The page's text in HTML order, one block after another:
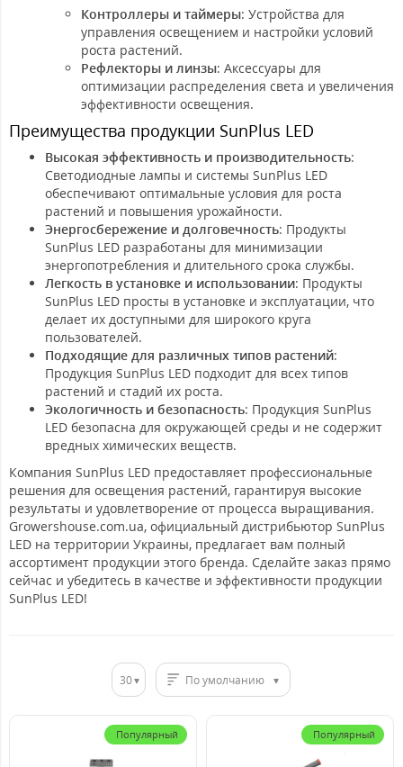
Контроллеры и таймеры: Устройства для
управления освещением и настройки условий
роста растений.
Рефлекторы и линзы: Аксессуары для
оптимизации распределения света и увеличения
эффективности освещения.
Преимущества продукции SunPlus LED
Высокая эффективность и производительность:
Светодиодные лампы и системы SunPlus LED
обеспечивают оптимальные условия для роста
растений и повышения урожайности.
Энергосбережение и долговечность: Продукты
SunPlus LED разработаны для минимизации
энергопотребления и длительного срока службы.
Легкость в установке и использовании: Продукты
SunPlus LED просты в установке и эксплуатации, что
делает их доступными для широкого круга
пользователей.
Подходящие для различных типов растений:
Продукция SunPlus LED подходит для всех типов
растений и стадий их роста.
Экологичность и безопасность: Продукция SunPlus
LED безопасна для окружающей среды и не содержит
вредных химических веществ.
Компания SunPlus LED предоставляет профессиональные
решения для освещения растений, гарантируя высокие
результаты и удовлетворение от процесса выращивания.
Growershouse.com.ua, официальный дистрибьютор SunPlus
LED на территории Украины, предлагает вам полный
ассортимент продукции этого бренда. Сделайте заказ прямо
сейчас и убедитесь в качестве и эффективности продукции
SunPlus LED!
30 По умолчанию
Популярный Популярный